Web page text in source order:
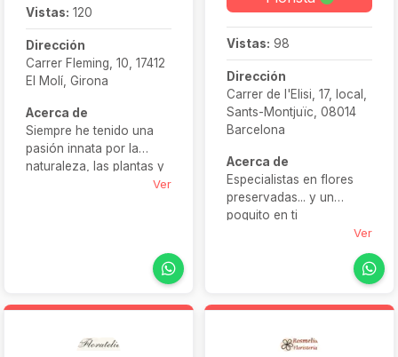
Vistas: 120
Dirección
Carrer Fleming, 10, 17412
El Molí, Girona
Acerca de
Siempre he tenido una
pasión innata por la
naturaleza, las plantas y
encontrar las flores más
cálido y acogedor.
Ver
Vistas: 98
Dirección
Carrer de l'Elisi, 17, local,
Sants-Montjuïc, 08014
Barcelona
Acerca de
Especialistas en flores
preservadas... y un
poquito en ti
Ver